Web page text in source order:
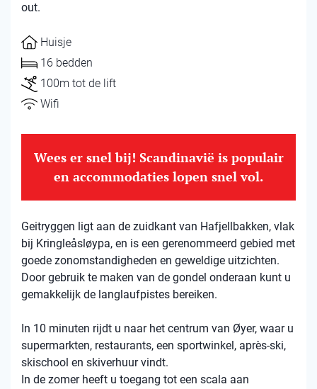
out.
Huisje
16 bedden
100m tot de lift
Wifi
Wees er snel bij! Scandinavië is populair
en accommodaties lopen snel vol.
Geitryggen ligt aan de zuidkant van Hafjellbakken, vlak
bij Kringleåsløypa, en is een gerenommeerd gebied met
goede zonomstandigheden en geweldige uitzichten.
Door gebruik te maken van de gondel onderaan kunt u
gemakkelijk de langlaufpistes bereiken.
In 10 minuten rijdt u naar het centrum van Øyer, waar u
supermarkten, restaurants, een sportwinkel, après-ski,
skischool en skiverhuur vindt.
In de zomer heeft u toegang tot een scala aan